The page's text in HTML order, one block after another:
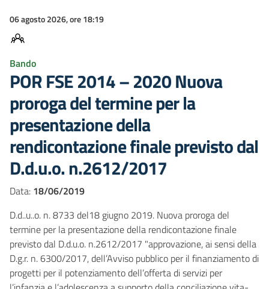
06 agosto 2026, ore 18:19
Bando
POR FSE 2014 – 2020 Nuova
proroga del termine per la
presentazione della
rendicontazione finale previsto dal
D.d.u.o. n.2612/2017
Data: 18/06/2019
D.d..u..o. n. 8733 del18 giugno 2019. Nuova proroga del
termine per la presentazione della rendicontazione finale
previsto dal D.d.u.o. n.2612/2017 "approvazione, ai sensi della
D.g.r. n. 6300/2017, dell’Avviso pubblico per il finanziamento di
progetti per il potenziamento dell’offerta di servizi per